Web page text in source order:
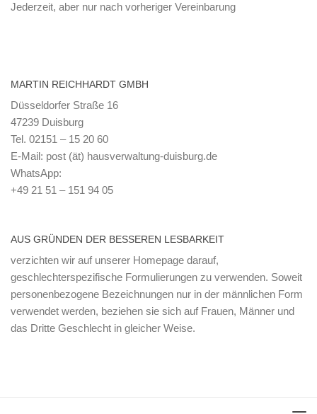
Jederzeit, aber nur nach vorheriger Vereinbarung
MARTIN REICHHARDT GMBH
Düsseldorfer Straße 16
47239 Duisburg
Tel. 02151 – 15 20 60
E-Mail: post (ät) hausverwaltung-duisburg.de
WhatsApp:
+49 21 51 – 151 94 05
AUS GRÜNDEN DER BESSEREN LESBARKEIT
verzichten wir auf unserer Homepage darauf,
geschlechterspezifische Formulierungen zu verwenden. Soweit
personenbezogene Bezeichnungen nur in der männlichen Form
verwendet werden, beziehen sie sich auf Frauen, Männer und
das Dritte Geschlecht in gleicher Weise.